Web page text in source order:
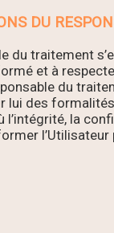
DU
du traitement
et à
du
lui des
l’intégrité, la